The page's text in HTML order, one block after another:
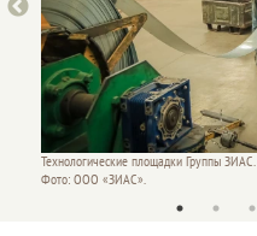
Технологические площадки Группы ЗИАС.
Фото: ООО «ЗИАС».